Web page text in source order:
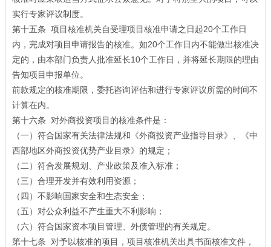
实行专家评议制度。
第十五条 项目核准机关自受理项目核准申请之日起20个工作日
内，完成对项目申请报告的核准。如20个工作日内不能做出核准决
定的，由本部门负责人批准延长10个工作日，并将延长期限的理由
告知项目申报单位。
前款规定的核准期限，委托咨询评估和进行专家评议所需的时间不
计算在内。
第十六条 对外商投资项目的核准条件是：
（一）符合国家有关法律法规和《外商投资产业指导目录》、《中
西部地区外商投资优势产业目录》的规定；
（二）符合发展规划、产业政策及准入标准；
（三）合理开发并有效利用资源；
（四）不影响国家安全和生态安全；
（五）对公众利益不产生重大不利影响；
（六）符合国家资本项目管理、外债管理的有关规定。
第十七条 对予以核准的项目，项目核准机关出具书面核准文件，